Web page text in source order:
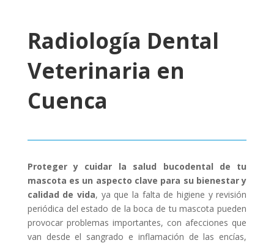
Radiología Dental
Veterinaria en
Cuenca
Proteger y cuidar la salud bucodental de tu
mascota es un aspecto clave para su bienestar y
calidad de vida, ya que la falta de higiene y revisión
periódica del estado de la boca de tu mascota pueden
provocar problemas importantes, con afecciones que
van desde el sangrado e inflamación de las encías,